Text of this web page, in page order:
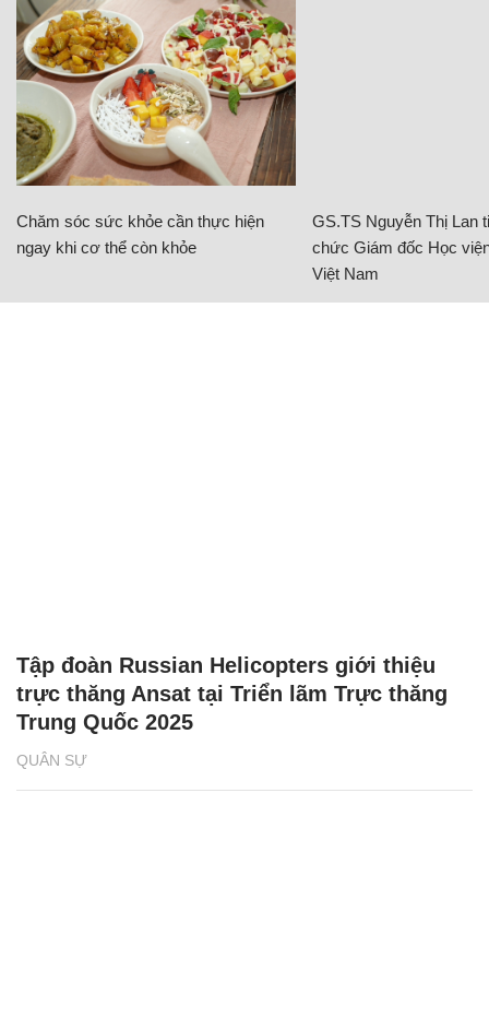
Chăm sóc sức khỏe cần thực hiện
ngay khi cơ thể còn khỏe
GS.TS Nguyễn Thị Lan
chức Giám đốc Học
Việt Nam
QUÂN SỰ
Tập đoàn Russian Helicopters giới thiệu
trực thăng Ansat tại Triển lãm Trực thăng
Trung Quốc 2025